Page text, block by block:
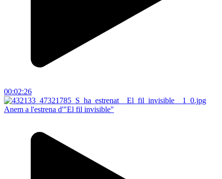
00:02:26
Anem a l'estrena d'"El fil invisible"